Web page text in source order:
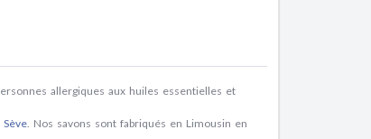
allergiques aux huiles essentielles et
. Nos savons sont fabriqués en Limousin en